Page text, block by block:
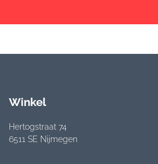
Winkel
Hertogstraat 74
6511 SE Nijmegen